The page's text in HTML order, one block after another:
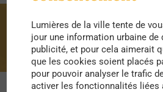
musiue
Lumières de la ville tente de
jour une information urbaine de
publicité, et pour cela aimerait
que les cookies soient placés
pour pouvoir analyser le trafic
activer les fonctionnalités liées